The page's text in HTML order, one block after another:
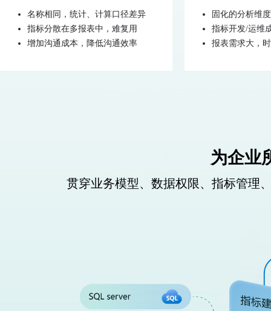
名称相同，统计、计算口径差异
指标分散在多报表中，难复用
增加沟通成本，降低沟通效率
固化的分析维
指标开发/运维
报表需求大，
为企业
贯穿业务模型、数据权限、指标管理